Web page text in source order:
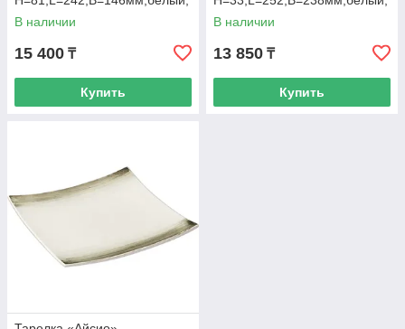
серый
В наличии
15 400 ₸
Купить
серый
В наличии
13 850 ₸
Купить